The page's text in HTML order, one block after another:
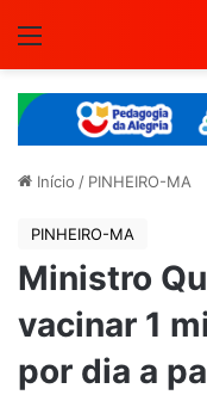
Início / PINHEIRO-MA
PINHEIRO-MA
Ministro
vacinar 1
por dia a